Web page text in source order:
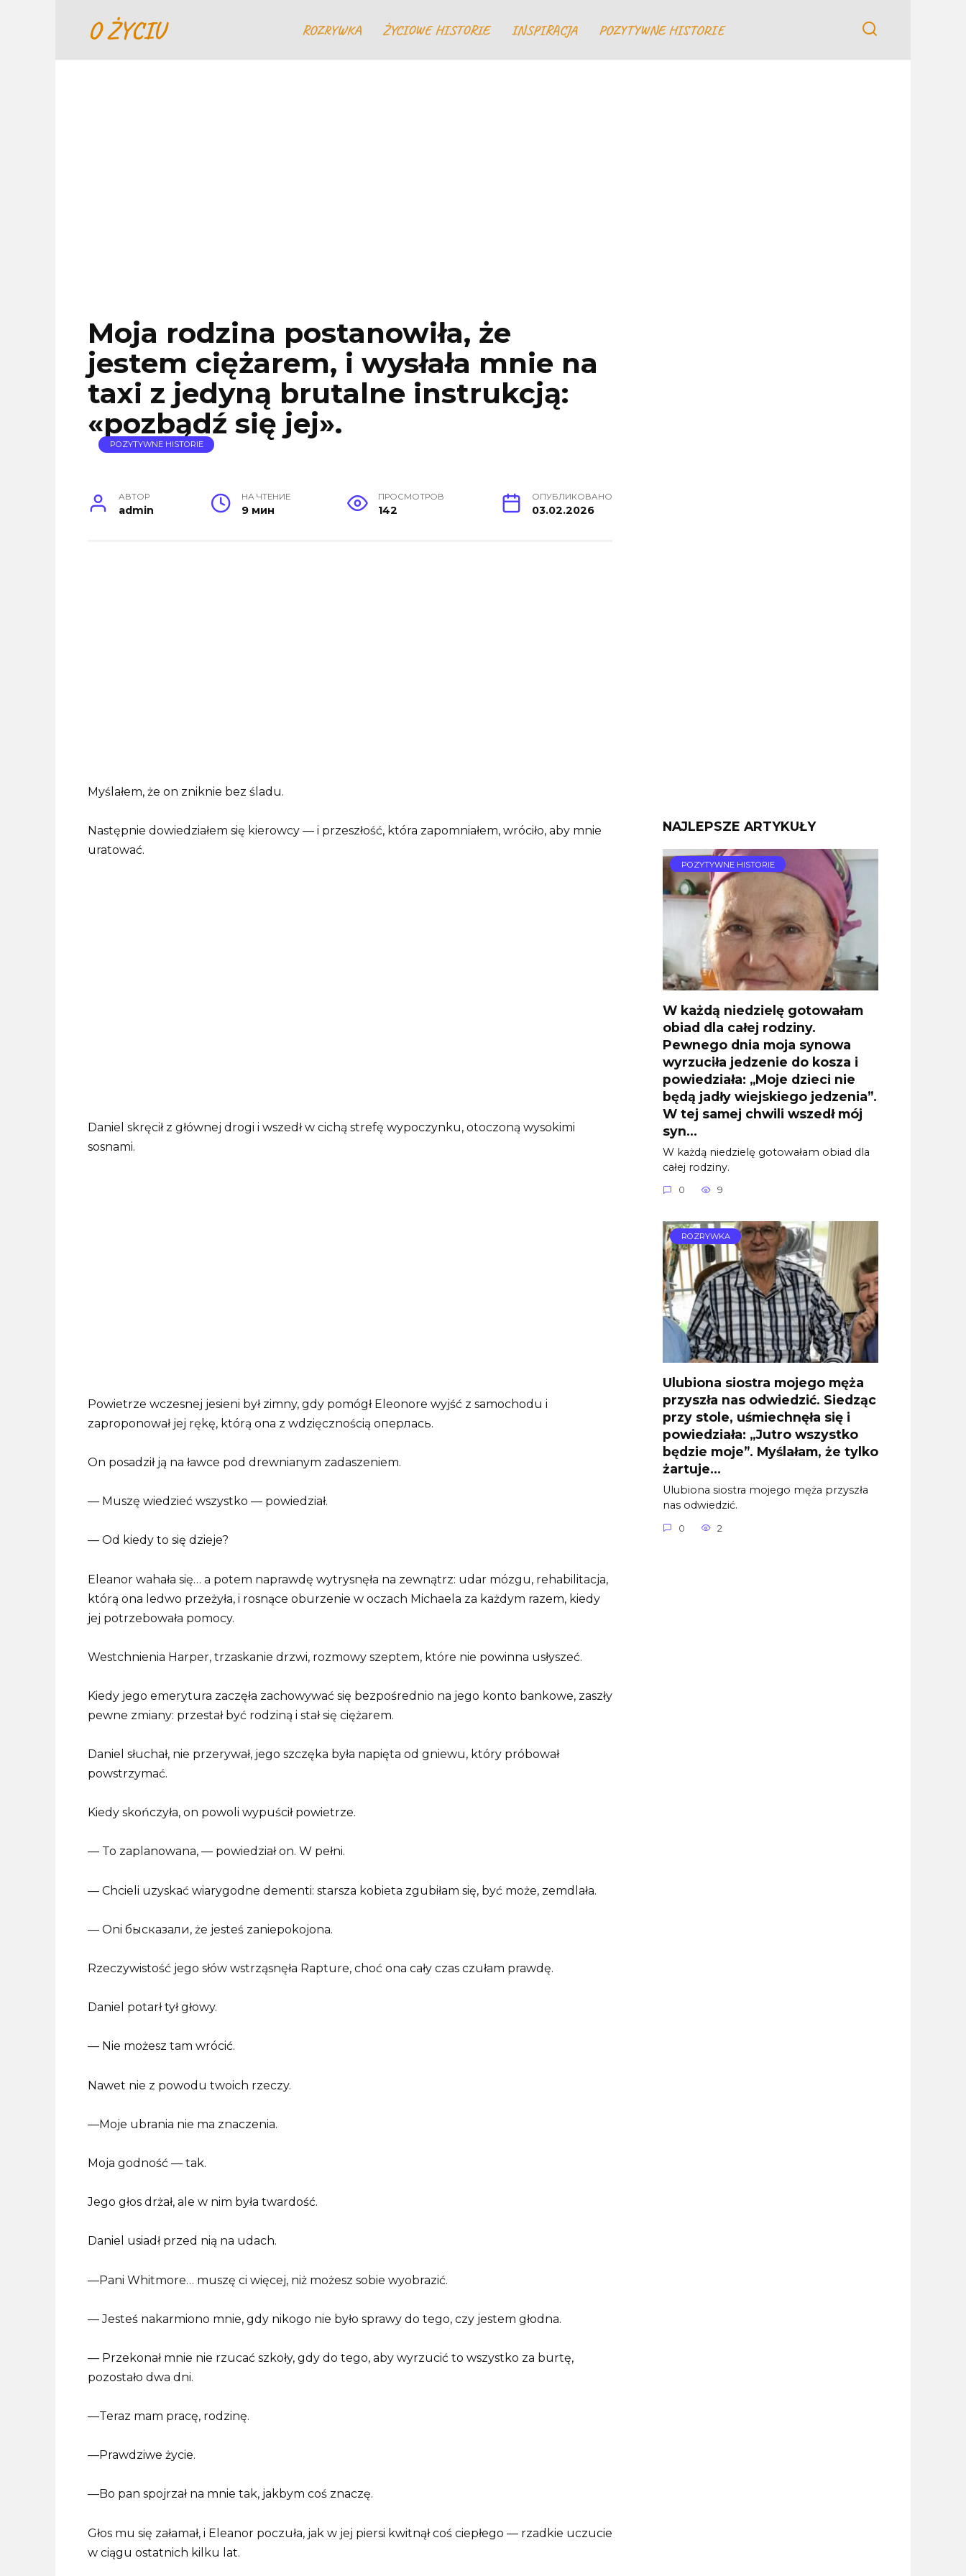
O ŻYCIU ROZRYWKA ŻYCIOWE HISTORIE INSPIRACJA POZYTYWNE HISTORIE
Moja rodzina postanowiła, że
jestem ciężarem, i wysłała mnie na
taxi z jedyną brutalne instrukcją:
«pozbądź się jej».
POZYTYWNE HISTORIE
АВТОР
admin
НА ЧТЕНИЕ
9 мин
ПРОСМОТРОВ
142
ОПУБЛИКОВАНО
03.02.2026
Myślałem, że on zniknie bez śladu.
Następnie dowiedziałem się kierowcy — i przeszłość, która zapomniałem, wróciło, aby mnie
uratować.
Daniel skręcił z głównej drogi i wszedł w cichą strefę wypoczynku, otoczoną wysokimi
sosnami.
Powietrze wczesnej jesieni był zimny, gdy pomógł Eleonore wyjść z samochodu i
zaproponował jej rękę, którą ona z wdzięcznością оперлась.
On posadził ją na ławce pod drewnianym zadaszeniem.
— Muszę wiedzieć wszystko — powiedział.
— Od kiedy to się dzieje?
Eleanor wahała się… a potem naprawdę wytrysnęła na zewnątrz: udar mózgu, rehabilitacja,
którą ona ledwo przeżyła, i rosnące oburzenie w oczach Michaela za każdym razem, kiedy
jej potrzebowała pomocy.
Westchnienia Harper, trzaskanie drzwi, rozmowy szeptem, które nie powinna usłyszeć.
Kiedy jego emerytura zaczęła zachowywać się bezpośrednio na jego konto bankowe, zaszły
pewne zmiany: przestał być rodziną i stał się ciężarem.
Daniel słuchał, nie przerywał, jego szczęka była napięta od gniewu, który próbował
powstrzymać.
Kiedy skończyła, on powoli wypuścił powietrze.
— To zaplanowana, — powiedział on. W pełni.
— Chcieli uzyskać wiarygodne dementi: starsza kobieta zgubiłam się, być może, zemdlała.
— Oni бысказали, że jesteś zaniepokojona.
Rzeczywistość jego słów wstrząsnęła Rapture, choć ona cały czas czułam prawdę.
Daniel potarł tył głowy.
— Nie możesz tam wrócić.
Nawet nie z powodu twoich rzeczy.
—Moje ubrania nie ma znaczenia.
Moja godność — tak.
Jego głos drżał, ale w nim była twardość.
Daniel usiadł przed nią na udach.
—Pani Whitmore… muszę ci więcej, niż możesz sobie wyobrazić.
— Jesteś nakarmiono mnie, gdy nikogo nie było sprawy do tego, czy jestem głodna.
— Przekonał mnie nie rzucać szkoły, gdy do tego, aby wyrzucić to wszystko za burtę,
pozostało dwa dni.
—Teraz mam pracę, rodzinę.
—Prawdziwe życie.
—Bo pan spojrzał na mnie tak, jakbym coś znaczę.
Głos mu się załamał, i Eleanor poczuła, jak w jej piersi kwitnął coś ciepłego — rzadkie uczucie
w ciągu ostatnich kilku lat.
NAJLEPSZE ARTYKUŁY
POZYTYWNE HISTORIE
W każdą niedzielę gotowałam
obiad dla całej rodziny.
Pewnego dnia moja synowa
wyrzuciła jedzenie do kosza i
powiedziała: „Moje dzieci nie
będą jadły wiejskiego jedzenia”.
W tej samej chwili wszedł mój
syn…
W każdą niedzielę gotowałam obiad dla
całej rodziny.
0 9
ROZRYWKA
Ulubiona siostra mojego męża
przyszła nas odwiedzić. Siedząc
przy stole, uśmiechnęła się i
powiedziała: „Jutro wszystko
będzie moje”. Myślałam, że tylko
żartuje…
Ulubiona siostra mojego męża przyszła
nas odwiedzić.
0 2